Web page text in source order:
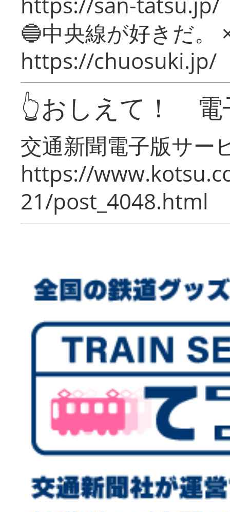
🔵中央線が好きだ。
https://chuosuki.jp/
👆おしえて！ 電
交通新聞電子版サー
https://
21/post_4048.html